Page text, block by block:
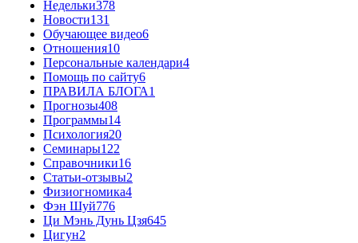
Недельки378
Новости131
Обучающее видео6
Отношения10
Персональные календари4
Помощь по сайту6
ПРАВИЛА БЛОГА1
Прогнозы408
Программы14
Психология20
Семинары122
Справочники16
Статьи-отзывы2
Физиогномика4
Фэн Шуй776
Ци Мэнь Дунь Цзя645
Цигун2